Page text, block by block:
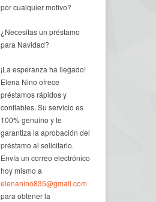
por cualquier motivo?
¿Necesitas un préstamo
para Navidad?
¡La esperanza ha llegado!
Elena Nino ofrece
préstamos rápidos y
confiables. Su servicio es
100% genuino y te
garantiza la aprobación del
préstamo al solicitarlo.
Envía un correo electrónico
hoy mismo a
elenanino835@gmail.com
para obtener la